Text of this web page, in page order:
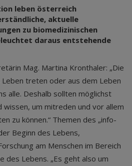
leben österreich
aktuelle
zu biomedizinischen
daraus entstehende
Mag. Martina Kronthaler: „Die
Leben treten oder aus dem Leben
alle. Deshalb sollten möglichst
wissen, um mitreden und vor allem
zu können.“ Themen des „info-
Beginn des Lebens,
am Menschen im Bereich
des Lebens. „Es geht also um